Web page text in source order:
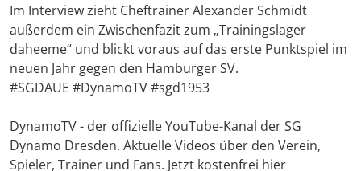
Im Interview zieht Cheftrainer Alexander Schmidt
außerdem ein Zwischenfazit zum „Trainingslager
daheeme“ und blickt voraus auf das erste Punktspiel im
neuen Jahr gegen den Hamburger SV.
#SGDAUE #DynamoTV #sgd1953
DynamoTV - der offizielle YouTube-Kanal der SG
Dynamo Dresden. Aktuelle Videos über den Verein,
Spieler, Trainer und Fans. Jetzt kostenfrei hier